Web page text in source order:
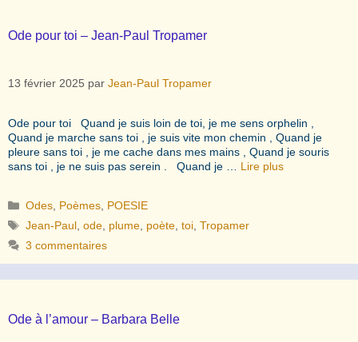
Ode pour toi – Jean-Paul Tropamer
13 février 2025 par Jean-Paul Tropamer
Ode pour toi Quand je suis loin de toi, je me sens orphelin ,
Quand je marche sans toi , je suis vite mon chemin , Quand je
pleure sans toi , je me cache dans mes mains , Quand je souris
sans toi , je ne suis pas serein . Quand je … Lire plus
Catégories
Odes Poèmes POESIE
Étiquettes
Jean-Paul ,ode plume poète ,toi ,Tropamer
3 commentaires
Ode à l’amour – Barbara Belle